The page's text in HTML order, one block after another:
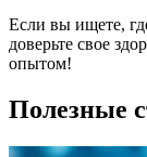
Если вы ищете,
доверьте свое
опытом!
Полезные